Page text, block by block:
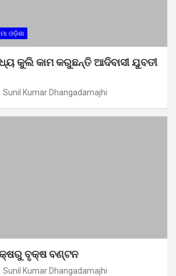
ଓଡ଼ିଶା
କୁଲି କାମ କରୁଛନ୍ତି ଆଦିବାସୀ ଯୁବତୀ
Sunil Kumar Dhangadamajhi
ବୃକ୍ଷ ବଣ୍ଟନ
Sunil Kumar Dhangadamajhi